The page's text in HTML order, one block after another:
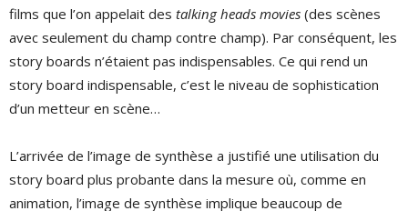
films que l’on appelait des talking heads movies (des scènes
avec seulement du champ contre champ). Par conséquent, les
story boards n’étaient pas indispensables. Ce qui rend un
story board indispensable, c’est le niveau de sophistication
d’un metteur en scène…
L’arrivée de l’image de synthèse a justifié une utilisation du
story board plus probante dans la mesure où, comme en
animation, l’image de synthèse implique beaucoup de